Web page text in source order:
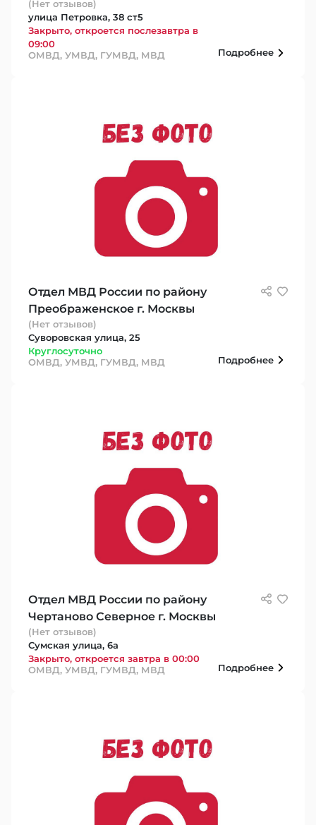
(Нет отзывов)
улица Петровка, 38 ст5
Закрыто, откроется послезавтра в
09:00
ОМВД, УМВД, ГУМВД, МВД
Подробнее
Отдел МВД России по району
Преображенское г. Москвы
(Нет отзывов)
Суворовская улица, 25
Круглосуточно
ОМВД, УМВД, ГУМВД, МВД
Подробнее
Отдел МВД России по району
Чертаново Северное г. Москвы
(Нет отзывов)
Сумская улица, 6а
Закрыто, откроется завтра в 00:00
ОМВД, УМВД, ГУМВД, МВД
Подробнее